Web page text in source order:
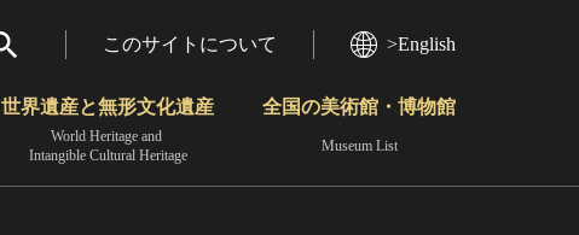
このサイトについて >English
世界遺産と無形文化遺産
World Heritage and
Intangible Cultural Heritage
全国の美術館・博物館
Museum List